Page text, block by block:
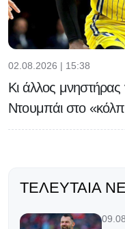
02.08.2026 | 15:38
Κι άλλος
Ντουμπάι στο
ΤΕΛΕΥΤΑΊΑ